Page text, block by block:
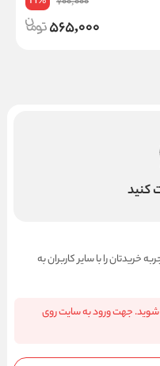
565,000
کنید
خریدتان را با سایر کاربران به
شوید. جهت ورود به سایت روی